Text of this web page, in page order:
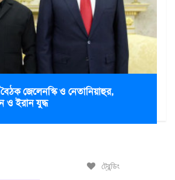
জেলেনস্কি ও নেতানিয়াহুর,
ও ইরান যুদ্ধ
ট্রেন্ডিং